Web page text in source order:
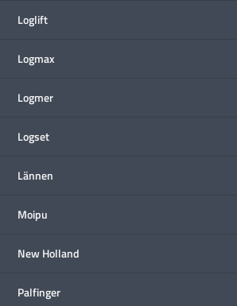
Loglift
Logmax
Logmer
Logset
Lännen
Moipu
New Holland
Palfinger